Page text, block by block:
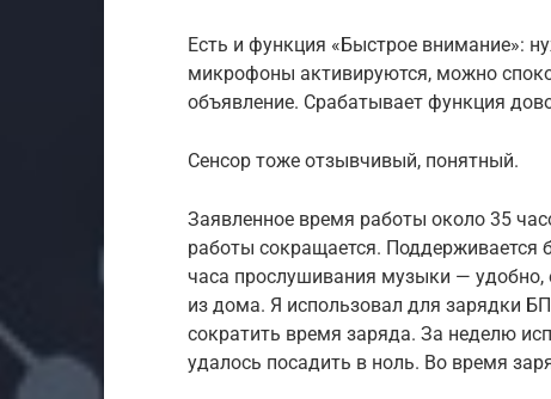
Есть и функция «Быстрое внимание»:
микрофоны активируются, можно
объявление. Срабатывает функция
Сенсор тоже отзывчивый, понятный.
Заявленное время работы около 35
работы сокращается. Поддерживается
часа прослушивания музыки —
из дома. Я использовал для зарядки
сократить время заряда. За неделю
удалось посадить в ноль. Во время